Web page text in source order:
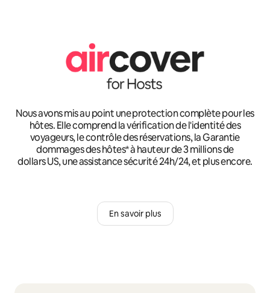
Nous avons mis au point une protection complète pour les
hôtes. Elle comprend la vérification de l'identité des
voyageurs, le contrôle des réservations, la Garantie
dommages des hôtes* à hauteur de 3 millions de
dollars US, une assistance sécurité 24h/24, et plus encore.
En savoir plus